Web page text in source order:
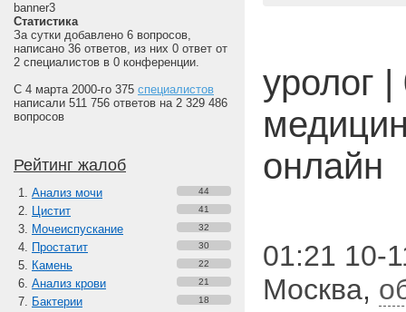
banner3
Статистика
За сутки добавлено 6 вопросов,
написано 36 ответов, из них 0 ответ от
2 специалистов в 0 конференции.
С 4 марта 2000-го 375 специалистов
написали 511 756 ответов на 2 329 486
вопросов
Рейтинг жалоб
Анализ мочи 44
Цистит 41
Мочеиспускание 32
Простатит 30
Камень 22
Анализ крови 21
Бактерии 18
уролог
онлайн
01:21 10-
Москва,